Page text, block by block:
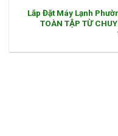
Lắp Đặt Máy Lạnh
TOÀN TẬP TỪ